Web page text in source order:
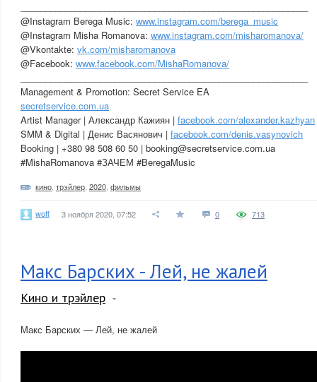
@Instagram Berega Music: www.instagram.com/berega_music
@Instagram Misha Romanova: www.instagram.com/misharomanova/
@Vkontakte: vk.com/misharomanova
@Facebook: www.facebook.com/MishaRomanova/
Management & Promotion: Secret Service EA
secretservice.com.ua
Artist Manager | Александр Кажиян | facebook.com/alexander.kazhyan
SMM & Digital | Денис Васянович | facebook.com/denis.vasynovich
Booking | +380 98 508 60 50 | booking@secretservice.com.ua
#MishaRomanova #ЗАЧЕМ #BeregaMusic
кино трэйлер 2020 фильмы
woff 3 ноября 2020, 07:52 0 713
Макс Барских - Лей, не жалей
Кино и трэйлер
Макс Барских — Лей, не жалей